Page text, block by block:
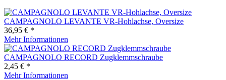
CAMPAGNOLO LEVANTE VR-Hohlachse, Oversize
36,95 € *
Mehr Informationen
CAMPAGNOLO RECORD Zugklemmschraube
2,45 € *
Mehr Informationen